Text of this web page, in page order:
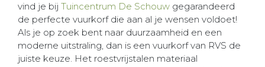
vind je bij Tuincentrum De Schouw gegarandeerd
de perfecte vuurkorf die aan al je wensen voldoet!
Als je op zoek bent naar duurzaamheid en een
moderne uitstraling, dan is een vuurkorf van RVS de
juiste keuze. Het roestvrijstalen materiaal